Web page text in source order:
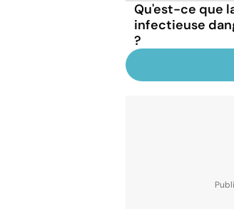
Qu'est-ce que
infectieuse
?